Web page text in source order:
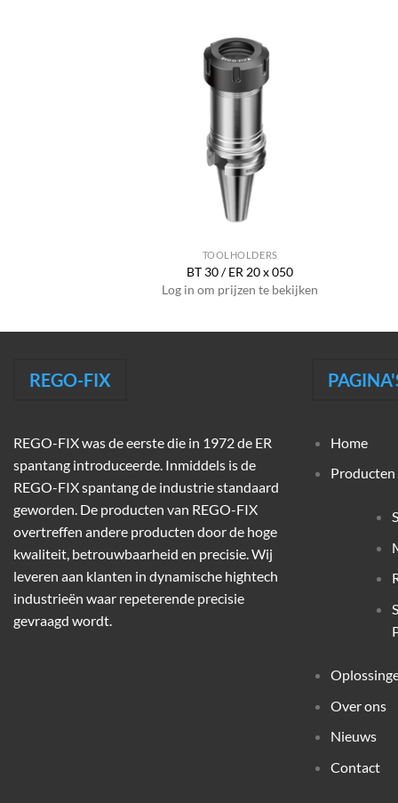
TOOLHOLDERS
BT 30 / ER 20 x 050
Log in om prijzen te bekijken
REGO-FIX
REGO-FIX was de eerste die in 1972 de ER
spantang introduceerde. Inmiddels is de
REGO-FIX spantang de industrie standaard
geworden. De producten van REGO-FIX
overtreffen andere producten door de hoge
kwaliteit, betrouwbaarheid en precisie. Wij
leveren aan klanten in dynamische hightech
industrieën waar repeterende precisie
gevraagd wordt.
Home
Producten
Over ons
Nieuws
Contact